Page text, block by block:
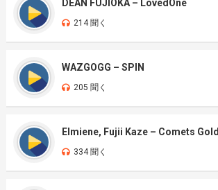
DEAN FUJIOKA – LovedOne
214 聞く
WAZGOGG – SPIN
205 聞く
Elmiene, Fujii Kaze – Comets Gold
334 聞く